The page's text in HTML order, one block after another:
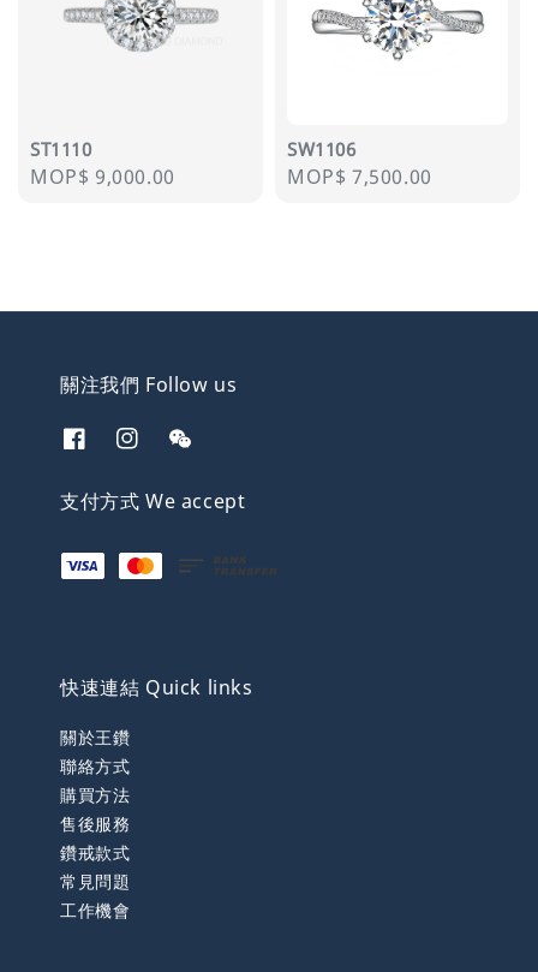
ST1110
Regular
MOP$ 9,000.00
SW1106
Regular
MOP$ 7,500.00
關注我們 Follow us
支付方式 We accept
快速連結 Quick links
關於王鑽
聯絡方式
購買方法
售後服務
鑽戒款式
常見問題
工作機會